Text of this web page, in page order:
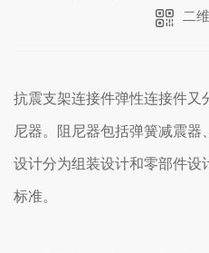
二
抗震支架连接件弹性连接件又
尼器。阻尼器包括弹簧减震
设计分为组装设计和零部件设
标准。